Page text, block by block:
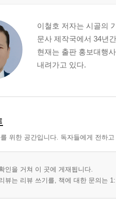
아온 일병의 우정 88
군대의 첫 정기 휴가 93
번의 휴가 그리고 1985년 5월의 제
이트를 끝내고 3학년으로 복학
현이’를 놓아주고, 내 삶의 빛을
스에서 찾은 나의 삶 121
로 대학친구를 만나러 가다 124
없는 상념과 충주행 버스 160
, 익숙한 다락방으로 174
작, 전투 속의 낭만 181
이철호 저자는 시골의
문사 제작국에서 34년
현재는 출판 홍보대행
내려가고 있다.
위한 공간입니다. 독자들에게 전하
인을 거쳐 이 곳에 게재됩니다.
뷰는 리뷰 쓰기를, 책에 대한 문의는